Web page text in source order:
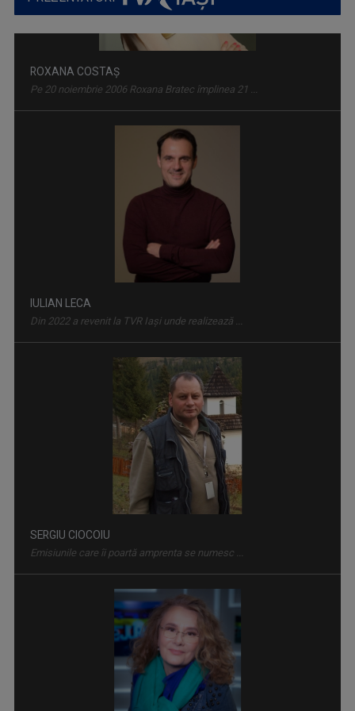
ROMÂNIA DIVERSĂ
Emisiune despre comunităţile etnice din ...
IDENTITATE BASARABIA
Interviu-portret cu personalități care au ...
INTERVIUL SĂPTĂMÂNII
Dialoguri cu personalităţi din diferite domenii
Din 2022 a revenit la TVR Iaşi unde realizează ...
Emisiunile care îi poartă amprenta se numesc ...
TVR Iaşi înseamnă exact jumătate din viaţa ...